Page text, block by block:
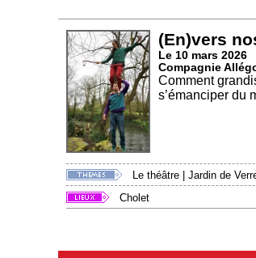
(En)vers
Le 10 mars 2026
Compagnie
Comment
s’émanciper du
Le théâtre Jardin de
Cholet